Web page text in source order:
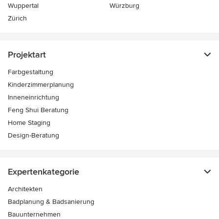
Wuppertal
Würzburg
Zürich
Projektart
Farbgestaltung
Kinderzimmerplanung
Inneneinrichtung
Feng Shui Beratung
Home Staging
Design-Beratung
Expertenkategorie
Architekten
Badplanung & Badsanierung
Bauunternehmen